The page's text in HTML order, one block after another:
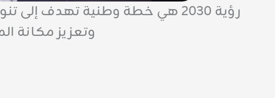
رؤية 2030 هي خطة وطنية تهدف
وتعزيز مكانة